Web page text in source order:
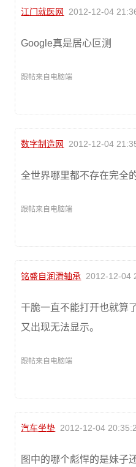
江门就医网 2012-12-04
Google真是居心叵测
跟帖来自电脑端
数字制造网 2012-12-04
全世界哪里都不存在完全
跟帖来自电脑端
铭盛自润滑轴承 2012-12-04
干脆一直不能打开也就算
又出现无法显示。
跟帖来自电脑端
汽车坐垫 2012-12-04
图中的哪个彪悍的是妹子